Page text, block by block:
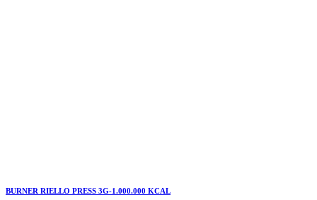
BURNER RIELLO PRESS 3G-1.000.000 KCAL